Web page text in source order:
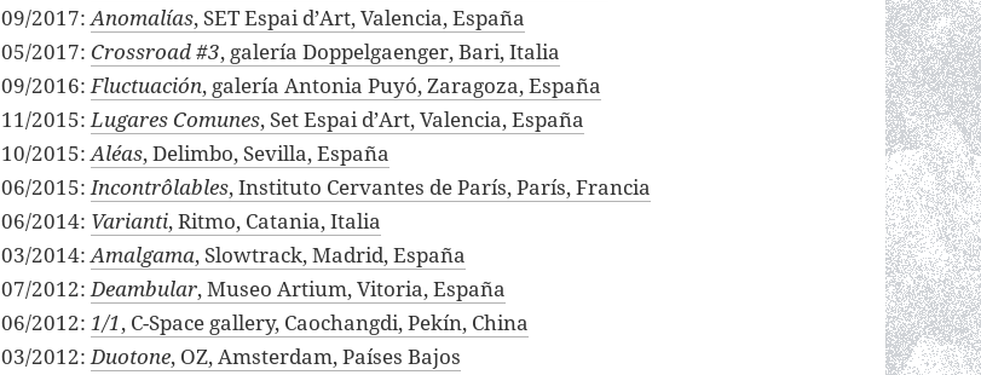
09/2017:Anomalías, SET Espai d’Art, Valencia, España
05/2017: Crossroad #3, galería Doppelgaenger, Bari, Italia
09/2016:Fluctuación, galería Antonia Puyó, Zaragoza, España
11/2015:Lugares Comunes, Set Espai d’Art, Valencia, España
10/2015:Aléas, Delimbo, Sevilla, España
06/2015:Incontrôlables, Instituto Cervantes de París, París, Francia
06/2014: Varianti, Ritmo, Catania, Italia
03/2014:Amalgama, Slowtrack, Madrid, España
07/2012:Deambular, Museo Artium, Vitoria, España
06/2012: 1/1, C-Space gallery, Caochangdi, Pekín, China
03/2012:Duotone, OZ, Amsterdam, Países Bajos